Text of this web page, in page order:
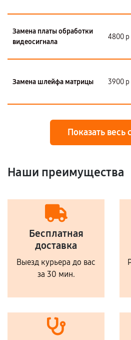
Замена платы обработки
видеосигнала
4800 р
Замена шлейфа матрицы 3900 р
Показать весь
Наши преимущества
Бесплатная
доставка
Выезд курьера до вас
за 30 мин.